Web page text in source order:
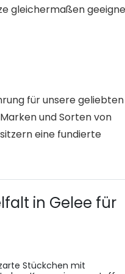
gleichermaßen
für unsere geliebten
und Sorten von
eine fundierte
in Gelee für
Stückchen mit